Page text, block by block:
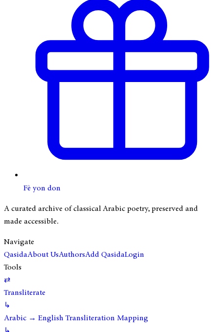
Fè yon don
A curated archive of classical Arabic poetry, preserved and
made accessible.
Navigate
QasidaAbout UsAuthorsAdd QasidaLogin
Tools
⇄
Transliterate
↳
Arabic → English Transliteration Mapping